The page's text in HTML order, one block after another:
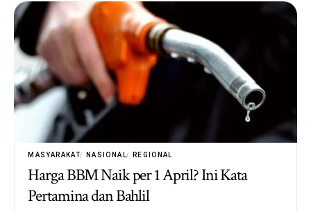
MASYARAKAT NASIONAL REGIONAL
Harga BBM Naik per 1 April? Ini Kata
Pertamina dan Bahlil